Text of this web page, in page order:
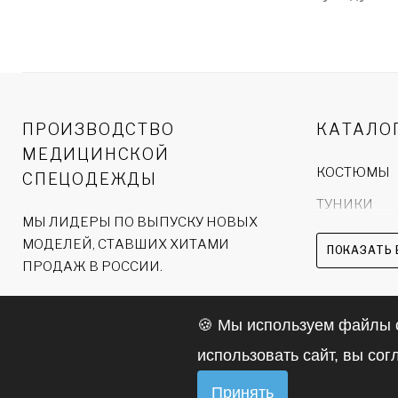
ПРОИЗВОДСТВО
МЕДИЦИНСКОЙ
СПЕЦОДЕЖДЫ
МЫ ЛИДЕРЫ ПО ВЫПУСКУ НОВЫХ
МОДЕЛЕЙ, СТАВШИХ ХИТАМИ
ПРОДАЖ В РОССИИ.
КОСТЮМЫ
ТУНИКИ
ХАЛАТЫ
БРЮКИ
ПОКАЗАТЬ
Политика
конфиденциальности
🍪 Мы используем файлы
использовать сайт, вы
Принять